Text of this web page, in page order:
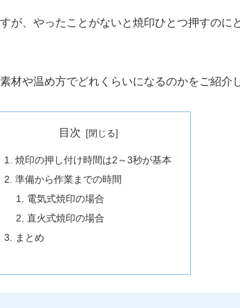
が、やったことがないと焼印ひとつ押すのに
材や温め方でどれくらいになるのかをご紹介
目次
焼印の押し付け時間は2～3秒が基本
準備から作業までの時間
電気式焼印の場合
直火式焼印の場合
まとめ